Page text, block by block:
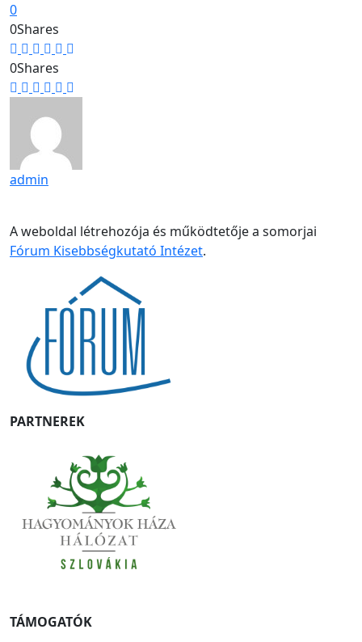
0
0Shares
0Shares
admin
A weboldal létrehozója és működtetője a somorjai
Fórum Kisebbségkutató Intézet.
PARTNEREK
TÁMOGATÓK